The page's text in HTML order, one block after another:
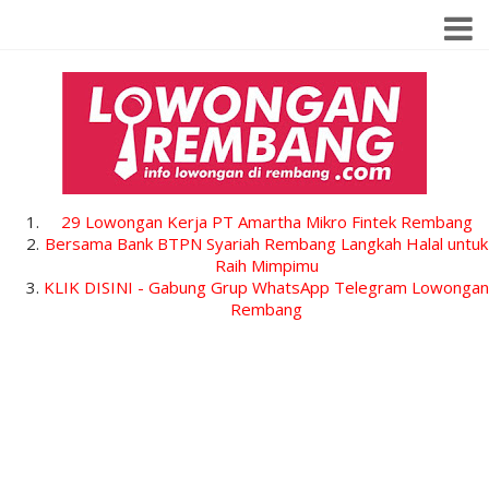
29 Lowongan Kerja PT Amartha Mikro Fintek Rembang
Bersama Bank BTPN Syariah Rembang Langkah Halal untuk
Raih Mimpimu
KLIK DISINI - Gabung Grup WhatsApp Telegram Lowongan
Rembang